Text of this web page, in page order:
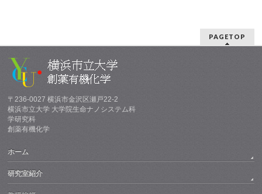
PAGETOP
〒236-0027 横浜市金沢区瀬戸22-2
横浜市立大学 大学院生命ナノシステム科
学研究科
創薬有機化学
ホーム
研究室紹介